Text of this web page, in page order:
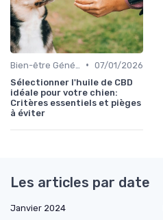
• 07/01/2026
Sélectionner l'huile de CBD
idéale pour votre chien:
Critères essentiels et pièges
à éviter
Les articles par date
Janvier 2024